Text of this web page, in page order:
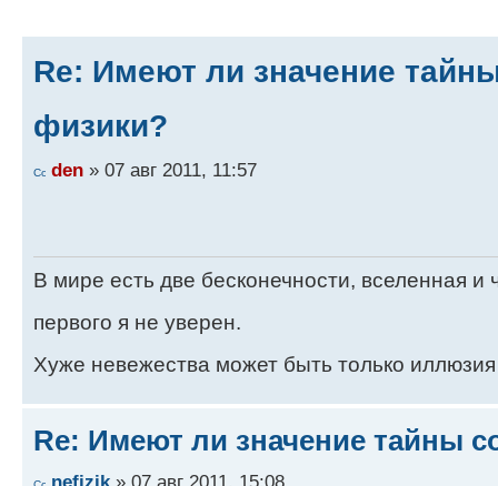
Re: Имеют ли значение
физики?
den » 07 авг 2011, 11:57
В мире есть две бесконечности, вселенная и
первого я не уверен.
Хуже невежества может быть только
Re: Имеют ли значение тайны